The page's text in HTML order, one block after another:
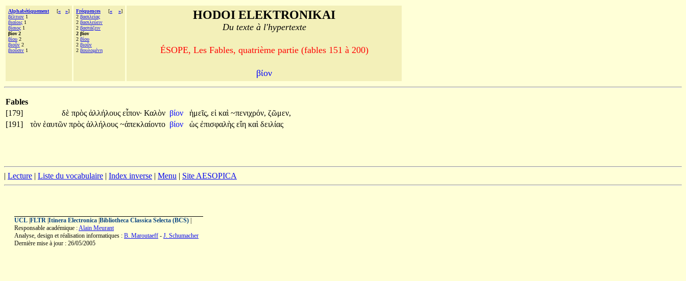
Alphabétiquement [« »]
βέλτιον 1
βιαίοις 1
βίαιος 1
βίον 2
βίου 2
βιοῦν 2
βιοῦσιν 1
Fréquences [« »]
2 βασιλείας
2 βασιλεύειν
2 βαστάζειν
2 βίον
2 βίου
2 βιοῦν
2 βουλομένη
HODOI ELEKTRONIKAI
Du texte à l'hypertexte
ÉSOPE, Les Fables, quatrième partie (fables 151 à 200)
βίον
Fables
[179]
δὲ πρὸς ἀλλήλους εἶπον· Καλὸν βίον ἡμεῖς, εἰ καὶ ~πενιχρόν, ζῶμεν,
[191]
τὸν ἑαυτῶν πρὸς ἀλλήλους ~ἀπεκλαίοντο βίον ὡς ἐπισφαλὴς εἴη καὶ δειλίας
| Lecture | Liste du vocabulaire | Index inverse | Menu | Site AESOPICA
UCL FLTR Itinera Electronica Bibliotheca Classica Selecta (BCS)
Responsable académique :Alain Meurant
Analyse, design et réalisation informatiques : B. Maroutaeff - J. Schumacher
Dernière mise à jour : 26/05/2005